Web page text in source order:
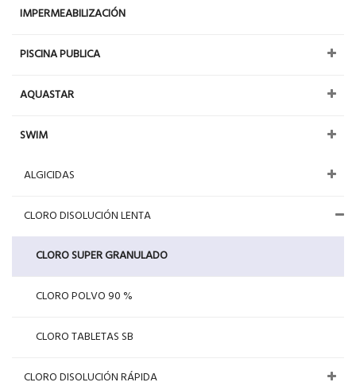
IMPERMEABILIZACIÓN
PISCINA PUBLICA
AQUASTAR
SWIM
ALGICIDAS
CLORO DISOLUCIÓN LENTA
CLORO SUPER GRANULADO
CLORO POLVO 90 %
CLORO TABLETAS SB
CLORO DISOLUCIÓN RÁPIDA